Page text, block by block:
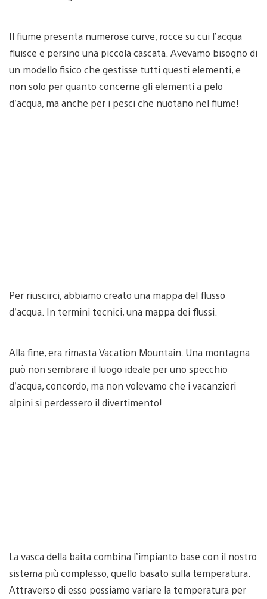
Il fiume presenta numerose curve, rocce su cui l’acqua
fluisce e persino una piccola cascata. Avevamo bisogno di
un modello fisico che gestisse tutti questi elementi, e
non solo per quanto concerne gli elementi a pelo
d’acqua, ma anche per i pesci che nuotano nel fiume!
Per riuscirci, abbiamo creato una mappa del flusso
d’acqua. In termini tecnici, una mappa dei flussi.
Alla fine, era rimasta Vacation Mountain. Una montagna
può non sembrare il luogo ideale per uno specchio
d’acqua, concordo, ma non volevamo che i vacanzieri
alpini si perdessero il divertimento!
La vasca della baita combina l’impianto base con il nostro
sistema più complesso, quello basato sulla temperatura.
Attraverso di esso possiamo variare la temperatura per